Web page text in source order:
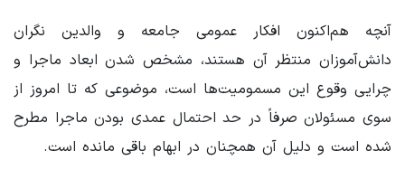
آنچه هم‌اکنون افکار عمومی جامعه و والدین نگران
دانش‌آموزان منتظر آن هستند، مشخص شدن ابعاد ماجرا و
چرایی وقوع این مسمومیت‌ها است، موضوعی که تا امروز از
سوی مسئولان صرفاً در حد احتمال عمدی بودن ماجرا مطرح
شده است و دلیل آن همچنان در ابهام باقی مانده است.